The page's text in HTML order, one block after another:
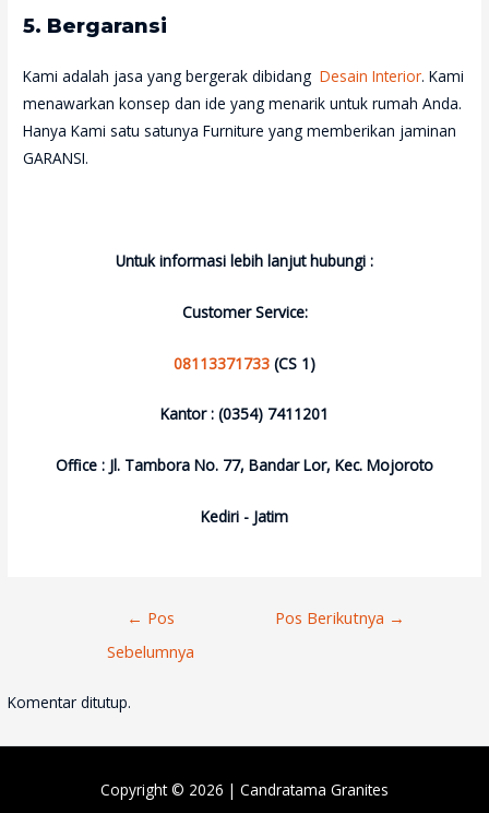
5. Bergaransi
Kami adalah jasa yang bergerak dibidangDesain Interior. Kami
menawarkan konsep dan ide yang menarik untuk rumah Anda.
Hanya Kami satu satunya Furniture yang memberikan jaminan
GARANSI.
Untuk informasi lebih lanjut hubungi :
Customer Service:
08113371733 (CS 1)
Kantor : (0354) 7411201
Office : Jl. Tambora No. 77, Bandar Lor, Kec. Mojoroto
Kediri - Jatim
Navigasi
Pos
← Pos
Sebelumnya
Pos Berikutnya →
Komentar ditutup.
Copyright © 2026 | Candratama Granites